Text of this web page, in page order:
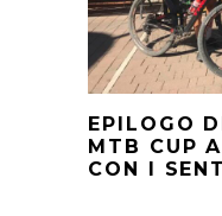
EPILOGO
MTB CUP
CON I